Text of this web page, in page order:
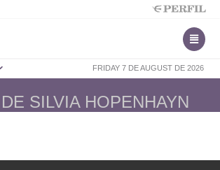
FRIDAY 7 DE AUGUST DE 2026
SILVIA HOPENHAYN